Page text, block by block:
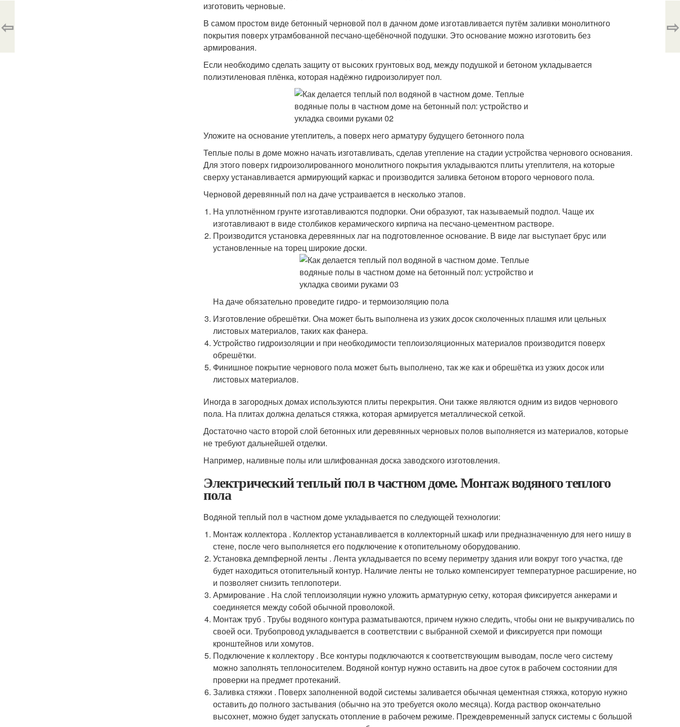
изготовить черновые.
В самом простом виде бетонный черновой пол в дачном доме изготавливается путём заливки монолитного
покрытия поверх утрамбованной песчано-щебёночной подушки. Это основание можно изготовить без
армирования.
Если необходимо сделать защиту от высоких грунтовых вод, между подушкой и бетоном укладывается
полиэтиленовая плёнка, которая надёжно гидроизолирует пол.
Уложите на основание утеплитель, а поверх него арматуру будущего бетонного пола
Теплые полы в доме можно начать изготавливать, сделав утепление на стадии устройства чернового основания.
Для этого поверх гидроизолированного монолитного покрытия укладываются плиты утеплителя, на которые
сверху устанавливается армирующий каркас и производится заливка бетоном второго чернового пола.
Черновой деревянный пол на даче устраивается в несколько этапов.
На уплотнённом грунте изготавливаются подпорки. Они образуют, так называемый подпол. Чаще их
изготавливают в виде столбиков керамического кирпича на песчано-цементном растворе.
Производится установка деревянных лаг на подготовленное основание. В виде лаг выступает брус или
установленные на торец широкие доски.
На даче обязательно проведите гидро- и термоизоляцию пола
Изготовление обрешётки. Она может быть выполнена из узких досок сколоченных плашмя или цельных
листовых материалов, таких как фанера.
Устройство гидроизоляции и при необходимости теплоизоляционных материалов производится поверх
обрешётки.
Финишное покрытие чернового пола может быть выполнено, так же как и обрешётка из узких досок или
листовых материалов.
Иногда в загородных домах используются плиты перекрытия. Они также являются одним из видов чернового
пола. На плитах должна делаться стяжка, которая армируется металлической сеткой.
Достаточно часто второй слой бетонных или деревянных черновых полов выполняется из материалов, которые
не требуют дальнейшей отделки.
Например, наливные полы или шлифованная доска заводского изготовления.
Электрический теплый пол в частном доме. Монтаж водяного теплого
пола
Водяной теплый пол в частном доме укладывается по следующей технологии:
Монтаж коллектора . Коллектор устанавливается в коллекторный шкаф или предназначенную для него нишу в
стене, после чего выполняется его подключение к отопительному оборудованию.
Установка демпферной ленты . Лента укладывается по всему периметру здания или вокруг того участка, где
будет находиться отопительный контур. Наличие ленты не только компенсирует температурное расширение, но
и позволяет снизить теплопотери.
Армирование . На слой теплоизоляции нужно уложить арматурную сетку, которая фиксируется анкерами и
соединяется между собой обычной проволокой.
Монтаж труб . Трубы водяного контура разматываются, причем нужно следить, чтобы они не выкручивались по
своей оси. Трубопровод укладывается в соответствии с выбранной схемой и фиксируется при помощи
кронштейнов или хомутов.
Подключение к коллектору . Все контуры подключаются к соответствующим выводам, после чего систему
можно заполнять теплоносителем. Водяной контур нужно оставить на двое суток в рабочем состоянии для
проверки на предмет протеканий.
Заливка стяжки . Поверх заполненной водой системы заливается обычная цементная стяжка, которую нужно
оставить до полного застывания (обычно на это требуется около месяца). Когда раствор окончательно
высохнет, можно будет запускать отопление в рабочем режиме. Преждевременный запуск системы с большой
⇦ ⇨